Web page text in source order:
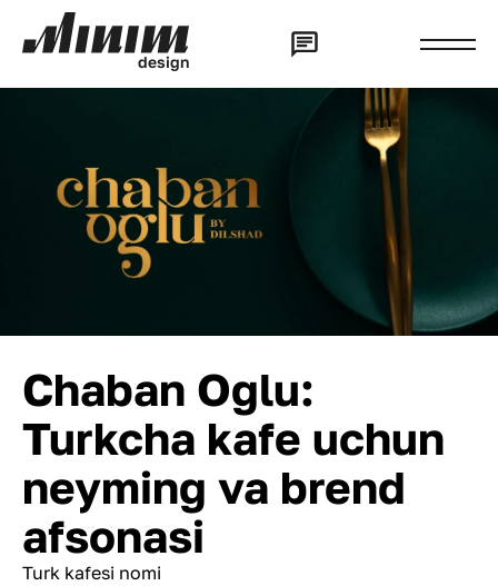
design
Chaban Oglu:
Turkcha kafe uchun
neyming va brend
afsonasi
Turk kafesi nomi